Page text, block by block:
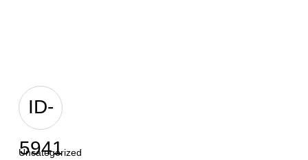
ID-
5941
Uncategorized